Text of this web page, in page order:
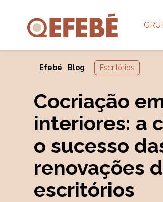
Efebé Blog Escritórios
Cocriação
interiores: a
o sucesso
renovações
escritórios